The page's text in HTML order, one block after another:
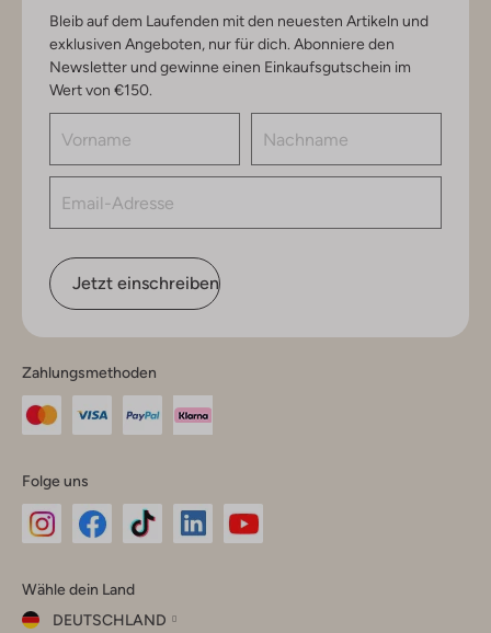
Bleib auf dem Laufenden mit den neuesten Artikeln und
exklusiven Angeboten, nur für dich. Abonniere den
Newsletter und gewinne einen Einkaufsgutschein im
Wert von €150.
Jetzt einschreiben
Zahlungsmethoden
Folge uns
Instagram
Facebook
TikTok
Wähle dein Land
DEUTSCHLAND